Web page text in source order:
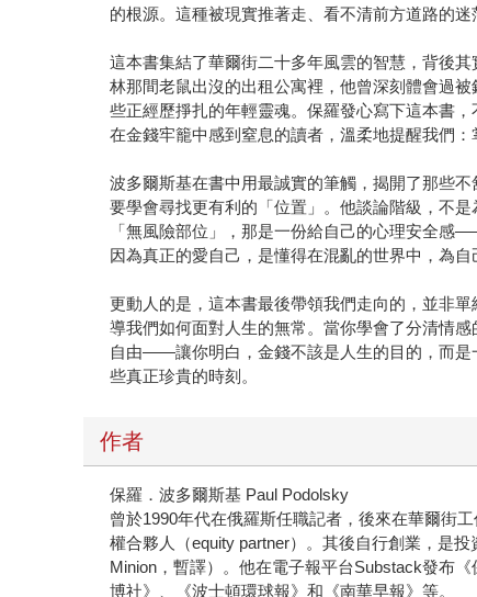
的根源。這種被現實推著走、看不清前方道路的
這本書集結了華爾街二十多年風雲的智慧，背後
林那間老鼠出沒的出租公寓裡，他曾深刻體會過
些正經歷掙扎的年輕靈魂。保羅發心寫下這本書
在金錢牢籠中感到窒息的讀者，溫柔地提醒我們：
波多爾斯基在書中用最誠實的筆觸，揭開了那些
要學會尋找更有利的「位置」。他談論階級，不
「無風險部位」，那是一份給自己的心理安全感
因為真正的愛自己，是懂得在混亂的世界中，為自
更動人的是，這本書最後帶領我們走向的，並非
導我們如何面對人生的無常。當你學會了分清情
自由——讓你明白，金錢不該是人生的目的，而是
些真正珍貴的時刻。
作者
保羅．波多爾斯基 Paul Podolsky
曾於1990年代在俄羅斯任職記者，後來在華爾街
權合夥人（equity partner）。其後自行創業，是
Minion，暫譯）。他在電子報平台Substack發布
博社》、《波士頓環球報》和《南華早報》等。